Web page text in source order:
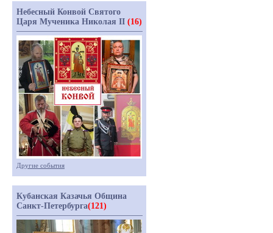
Небесный Конвой Святого
Царя Мученика Николая II (16)
Другие события
Кубанская Казачья Община
Санкт-Петербурга(121)